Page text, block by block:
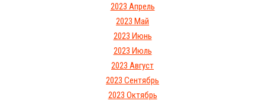
2023 Апрель
2023 Май
2023 Июнь
2023 Июль
2023 Август
2023 Сентябрь
2023 Октябрь